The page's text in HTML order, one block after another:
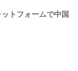
トフォームで中国